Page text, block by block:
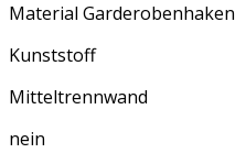
Material Garderobenhaken
Kunststoff
Mitteltrennwand
nein